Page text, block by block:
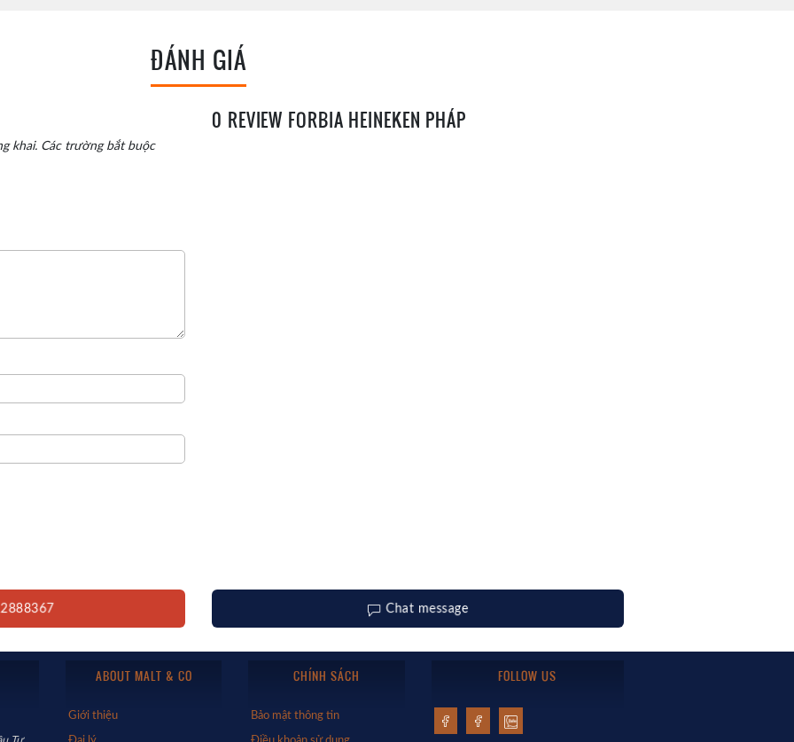
ĐÁNH GIÁ
khai. Các trường bắt buộc
0 REVIEW FORBIA HEINEKEN PHÁP
Chat message
ABOUT MALT & CO
Giới thiệu
CHÍNH SÁCH
Bảo mật thông tin
FOLLOW US